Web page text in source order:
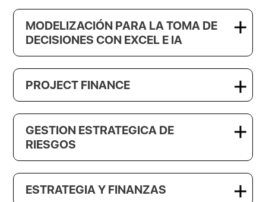
MODELIZACIÓN PARA LA TOMA DE
DECISIONES CON EXCEL E IA
PROJECT FINANCE
GESTION ESTRATEGICA DE
RIESGOS
ESTRATEGIA Y FINANZAS